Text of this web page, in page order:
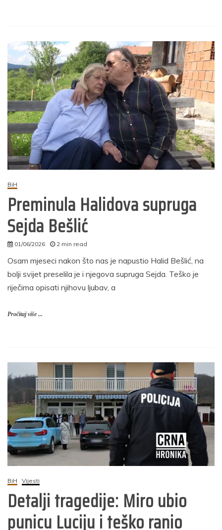
BiH
Preminula Halidova supruga
Sejda Bešlić
01/06/2026
2 min read
Osam mjeseci nakon što nas je napustio Halid Bešlić, na
bolji svijet preselila je i njegova supruga Sejda. Teško je
riječima opisati njihovu ljubav, a
Pročitaj više ...
BiH Vijesti
Detalji tragedije: Miro ubio
punicu Luciju i teško ranio